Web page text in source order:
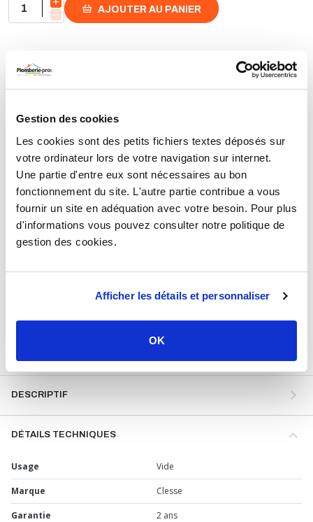
Gestion des cookies
Les cookies sont des petits fichiers textes déposés sur
votre ordinateur lors de votre navigation sur internet.
Une partie d'entre eux sont nécessaires au bon
fonctionnement du site. L'autre partie contribue a vous
fournir un site en adéquation avec votre besoin. Pour plus
d'informations vous pouvez consulter notre politique de
gestion des cookies.
Afficher les détails et personnaliser
OK
AJOUTER AU PANIER
Retours et échanges jusqu'à 90 jours
FRÉQUEMMENT ACHETÉS ENSEMBLE
Prix total de la sélection : 73,06€TTC
AJOUTER 2PRODUITSAU PANIER
DESCRIPTIF
DÉTAILS TECHNIQUES
Usage Vide
Marque Clesse
Garantie 2 ans